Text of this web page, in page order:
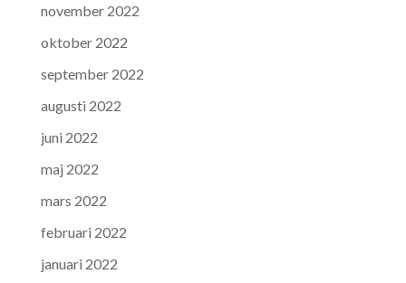
november 2022
oktober 2022
september 2022
augusti 2022
juni 2022
maj 2022
mars 2022
februari 2022
januari 2022